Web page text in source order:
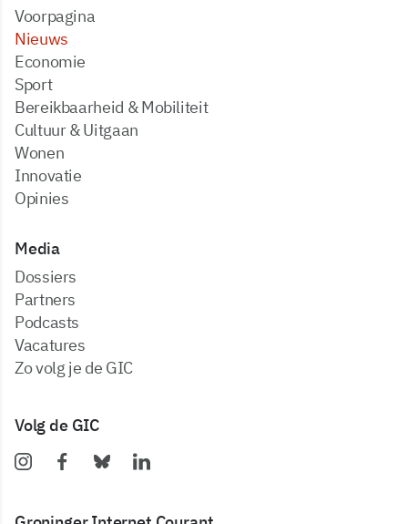
Voorpagina
Nieuws
Economie
Sport
Bereikbaarheid & Mobiliteit
Cultuur & Uitgaan
Wonen
Innovatie
Opinies
Media
dossiers
partners
podcasts
vacatures
zo volg je de GIC
Volg de GIC